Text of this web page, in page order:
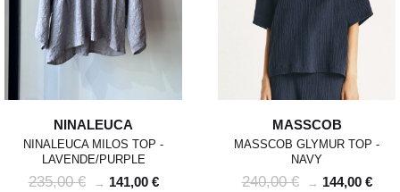
NINALEUCA
NINALEUCA MILOS TOP -
LAVENDE/PURPLE
235,00 € → 141,00 €
MASSCOB
MASSCOB GLYMUR TOP -
NAVY
240,00 € → 144,00 €